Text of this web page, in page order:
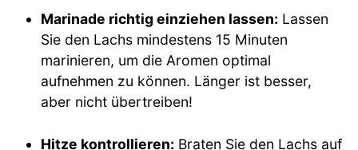
Marinade richtig einziehen lassen: Lassen
Sie den Lachs mindestens 15 Minuten
marinieren, um die Aromen optimal
aufnehmen zu können. Länger ist besser,
aber nicht übertreiben!
Hitze kontrollieren: Braten Sie den Lachs auf